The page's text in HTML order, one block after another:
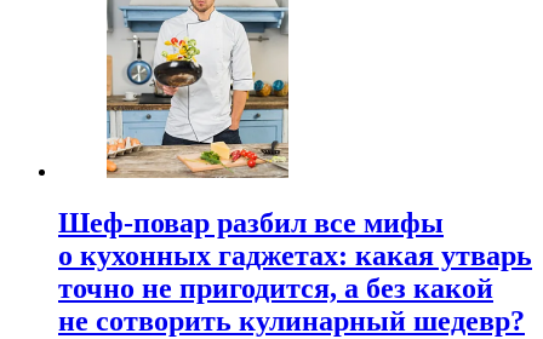
Шеф-повар разбил все мифы
о кухонных гаджетах: какая утварь
точно не пригодится, а без какой
не сотворить кулинарный шедевр?